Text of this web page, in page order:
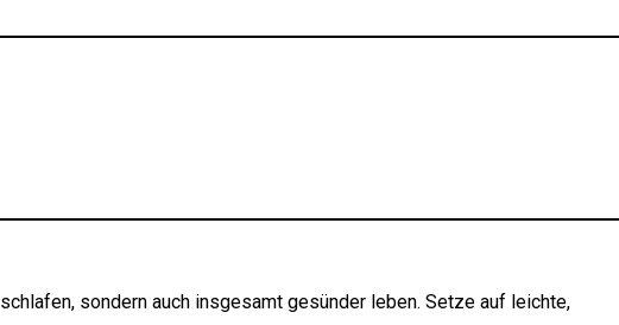
sondern auch insgesamt gesünder leben. Setze auf leichte,